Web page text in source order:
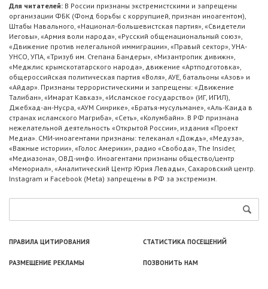
Для читателей: В России признаны экстремистскими и запрещены
организации ФБК (Фонд борьбы с коррупцией, признан иноагентом),
Штабы Навального, «Национал-большевистская партия», «Свидетели
Иеговы», «Армия воли народа», «Русский общенациональный союз»,
«Движение против нелегальной иммиграции», «Правый сектор», УНА-
УНСО, УПА, «Тризуб им. Степана Бандеры», «Мизантропик дивижн»,
«Меджлис крымскотатарского народа», движение «Артподготовка»,
общероссийская политическая партия «Воля», АУЕ, батальоны «Азов» и
«Айдар». Признаны террористическими и запрещены: «Движение
Талибан», «Имарат Кавказ», «Исламское государство» (ИГ, ИГИЛ),
Джебхад-ан-Нусра, «АУМ Синрике», «Братья-мусульмане», «Аль-Каида в
странах исламского Магриба», «Сеть», «Колумбайн». В РФ признана
нежелательной деятельность «Открытой России», издания «Проект
Медиа». СМИ-иноагентами признаны: телеканал «Дождь», «Медуза»,
«Важные истории», «Голос Америки», радио «Свобода», The Insider,
«Медиазона», ОВД-инфо. Иноагентами признаны общество/центр
«Мемориал», «Аналитический Центр Юрия Левады», Сахаровский центр.
Instagram и Facebook (Metа) запрещены в РФ за экстремизм.
ПРАВИЛА ЦИТИРОВАНИЯ СТАТИСТИКА ПОСЕЩЕНИЙ
РАЗМЕЩЕНИЕ РЕКЛАМЫ ПОЗВОНИТЬ НАМ